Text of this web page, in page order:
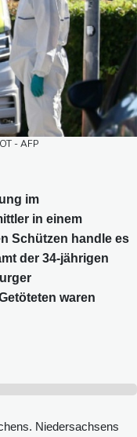
- AFP
im
in einem
Schützen handle es
der 34-jährigen
waren
Niedersachsens